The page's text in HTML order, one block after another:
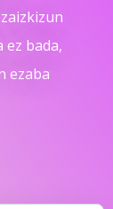
bada,
ezaba